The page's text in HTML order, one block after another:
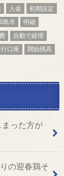
入金
初期設定
島市
明細
自動で経理
口座
開始残高
った方が
の迎春鶏そ